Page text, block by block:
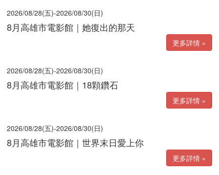
2026/08/28(五)-2026/08/30(日)
8月高雄市電影館｜她復出的那天
更多詳情 »
2026/08/28(五)-2026/08/30(日)
8月高雄市電影館｜18顆鑽石
更多詳情 »
2026/08/28(五)-2026/08/30(日)
8月高雄市電影館｜世界末日愛上你
更多詳情 »